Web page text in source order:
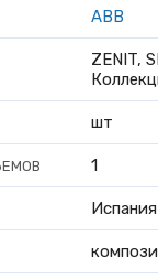
ABB
ZENIT,
шт
1
Испания